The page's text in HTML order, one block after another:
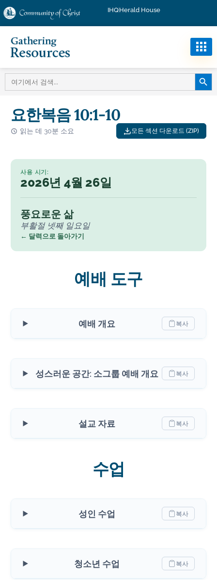
IHQHerald House
색:
검색 버
요한복음 10:1-10
모든 섹션 다운로드 (ZIP)
읽는 데 30분 소요
사용 시기:
2026년 4월 26일
풍요로운 삶
부활절 넷째 일요일
← 달력으로 돌아가기
예배 도구
예배 개요 복사
성스러운 공간: 소그룹 예배 개요 복사
설교 자료 복사
수업
성인 수업 복사
청소년 수업 복사